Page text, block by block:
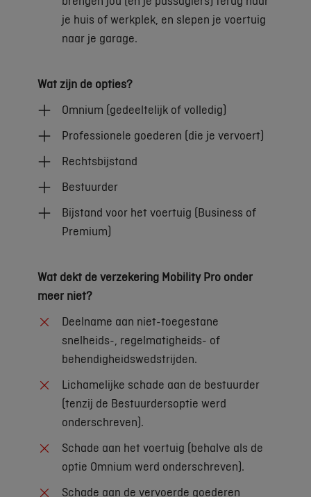
je huis of werkplek, en slepen je voertuig
naar je garage.
Wat zijn de opties?
Omnium (gedeeltelijk of volledig)
Professionele goederen (die je vervoert)
Rechtsbijstand
Bestuurder
Bijstand voor het voertuig (Business of
Premium)
Wat dekt de verzekering Mobility Pro onder
meer niet?
Deelname aan niet-toegestane
snelheids-, regelmatigheids- of
behendigheidswedstrijden.
Lichamelijke schade aan de bestuurder
(tenzij de Bestuurdersoptie werd
onderschreven).
Schade aan het voertuig (behalve als de
optie Omnium werd onderschreven).
Schade aan de vervoerde goederen